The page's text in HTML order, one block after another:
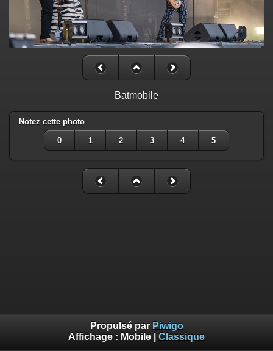
Batmobile
Notez cette photo
0 1 2 3 4 5
Propulsé par Piwigo
Affichage : Mobile Classique